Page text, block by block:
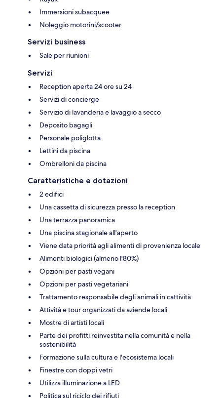
Immersioni subacquee
Noleggio motorini/scooter
Servizi business
Sale per riunioni
Servizi
Reception aperta 24 ore su 24
Servizi di concierge
Servizio di lavanderia e lavaggio a secco
Deposito bagagli
Personale poliglotta
Lettini da piscina
Ombrelloni da piscina
Caratteristiche e dotazioni
2 edifici
Una cassetta di sicurezza presso la reception
Una terrazza panoramica
Una piscina stagionale all'aperto
Viene data priorità agli alimenti di provenienza locale
Alimenti biologici (almeno l'80%)
Opzioni per pasti vegani
Opzioni per pasti vegetariani
Trattamento responsabile degli animali in cattività
Attività e tour organizzati da aziende locali
Mostre di artisti locali
Parte dei profitti reinvestita nella comunità e nella
sostenibilità
Formazione sulla cultura e l'ecosistema locali
Finestre con doppi vetri
Utilizza illuminazione a LED
Politica sul riciclo dei rifiuti